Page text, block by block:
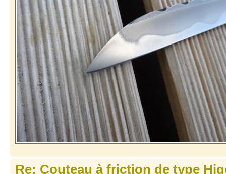
Re: Couteau à friction de type